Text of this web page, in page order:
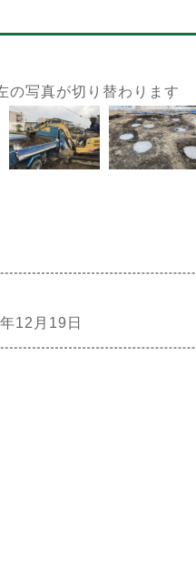
の写真が切り替わります
12月19日